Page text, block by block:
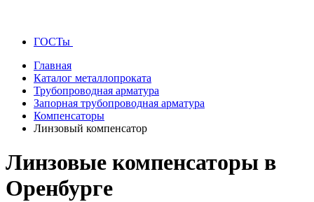
ГОСТы
Главная
Каталог металлопроката
Трубопроводная арматура
Запорная трубопроводная арматура
Компенсаторы
Линзовый компенсатор
Линзовые компенсаторы в
Оренбурге